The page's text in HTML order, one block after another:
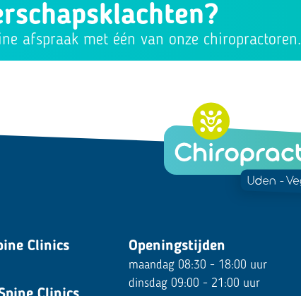
afspraak met één van onze chiropractoren.
Clinics Openingstijden
maandag 08:30 - 18:00 uur
dinsdag 09:00 - 21:00 uur